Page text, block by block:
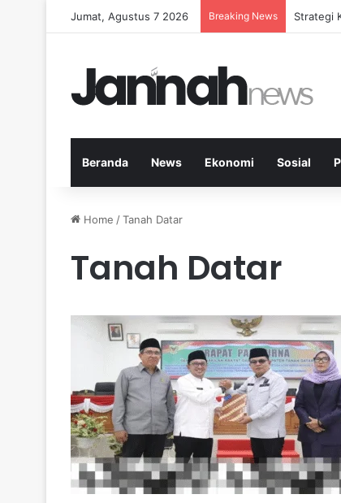
Jumat, Agustus 7 2026 Breaking News Strategi
Beranda News Ekonomi Sosial
Home /Tanah Datar
Tanah Datar